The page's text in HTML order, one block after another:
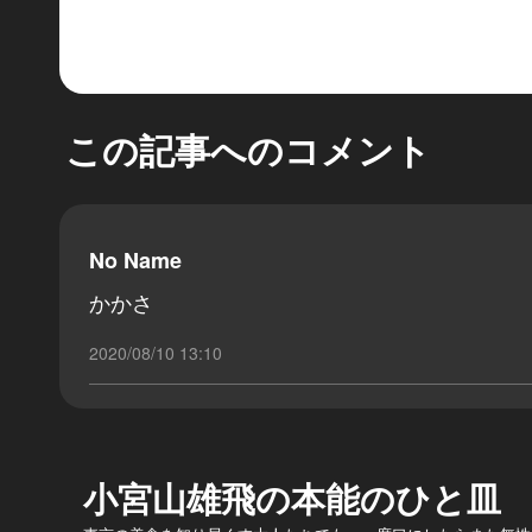
この記事へのコメント
No Name
かかさ
2020/08/10 13:10
小宮山雄飛の本能のひと皿